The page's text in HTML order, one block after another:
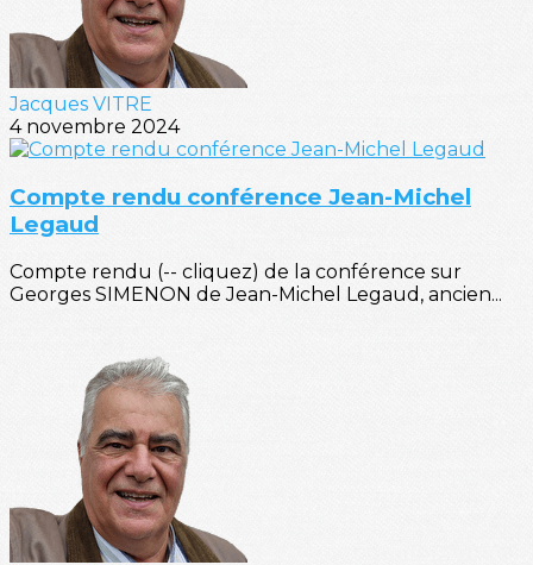
Jacques VITRE
4 novembre 2024
Compte rendu conférence Jean-Michel
Legaud
Compte rendu (-- cliquez) de la conférence sur
Georges SIMENON de Jean-Michel Legaud, ancien...